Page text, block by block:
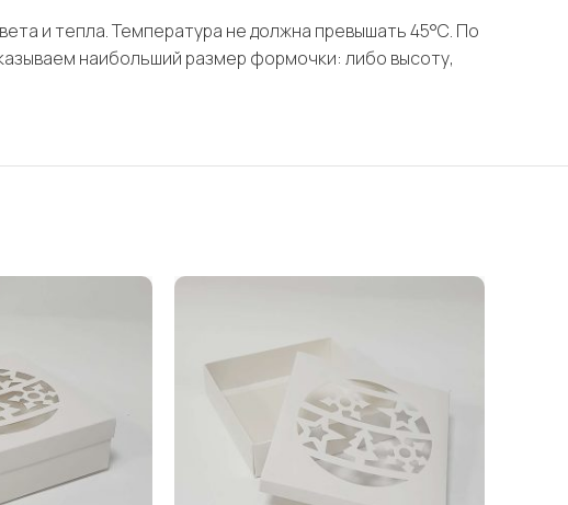
и тепла. Температура не должна превышать 45°С. По
наибольший размер формочки: либо высоту,